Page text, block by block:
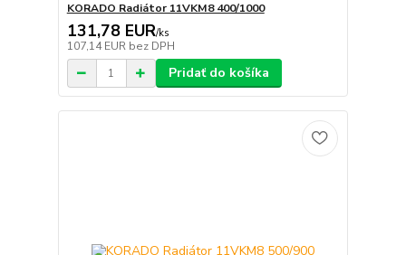
KORADO Radiátor 11VKM8 400/1000
131,78 EUR/ks
107,14 EUR bez DPH
Pridať do košíka